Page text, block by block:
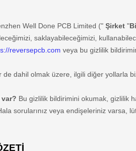
Well Done PCB Limited (" Şirket "
saklayabileceğimizi,
reversepcb.com veya bu gizlilik
de dahil olmak üzere, ilgili diğer yollarla
var? Bu gizlilik bildirimini okumak, gizlilik
sorularınız veya endişeleriniz varsa,